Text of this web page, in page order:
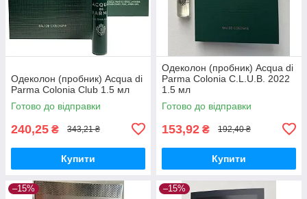
Одеколон (пробник) Acqua di
Parma Colonia Club 1.5 мл
Готово до відправки
240,25 ₴ 343,21 ₴
Купити
Одеколон (пробник) Acqua di
Parma Colonia C.L.U.B. 2022
1.5 мл
Готово до відправки
153,92 ₴ 192,40 ₴
Купити
–15% –15%